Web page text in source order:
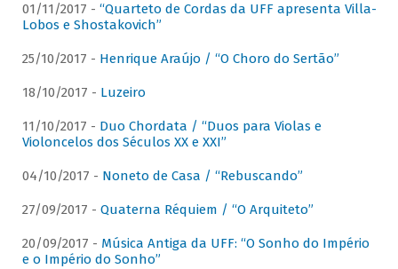
01/11/2017 - “Quarteto de Cordas da UFF apresenta Villa-
Lobos e Shostakovich”
25/10/2017 - Henrique Araújo / “O Choro do Sertão”
18/10/2017 - Luzeiro
11/10/2017 - Duo Chordata / “Duos para Violas e
Violoncelos dos Séculos XX e XXI”
04/10/2017 - Noneto de Casa / “Rebuscando”
27/09/2017 - Quaterna Réquiem / “O Arquiteto”
20/09/2017 - Música Antiga da UFF: “O Sonho do Império
e o Império do Sonho”